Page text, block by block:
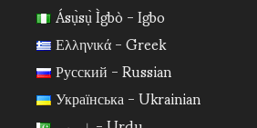
Ásụ̀sụ̀ Ìgbò - Igbo
Ελληνικά - Greek
Русский - Russian
Українська - Ukrainian